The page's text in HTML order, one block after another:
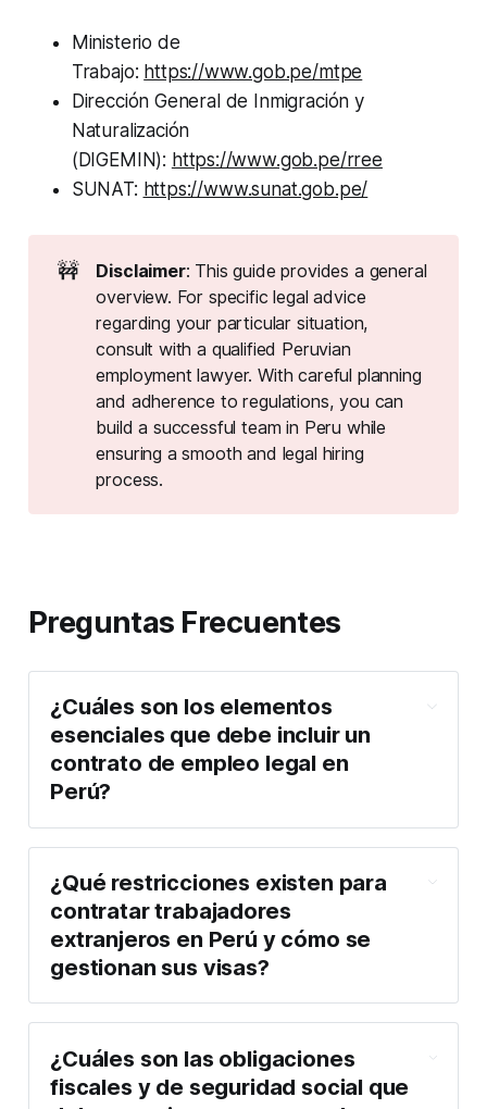
Ministerio de
Trabajo: https://www.gob.pe/mtpe
Dirección General de Inmigración y
Naturalización
(DIGEMIN): https://www.gob.pe/rree
SUNAT: https://www.sunat.gob.pe/
🚧 Disclaimer: This guide provides a general
overview. For specific legal advice
regarding your particular situation,
consult with a qualified Peruvian
employment lawyer. With careful planning
and adherence to regulations, you can
build a successful team in Peru while
ensuring a smooth and legal hiring
process.
Preguntas Frecuentes
¿Cuáles son los elementos
esenciales que debe incluir un
contrato de empleo legal en
Perú?
¿Qué restricciones existen para
contratar trabajadores
extranjeros en Perú y cómo se
gestionan sus visas?
¿Cuáles son las obligaciones
fiscales y de seguridad social que